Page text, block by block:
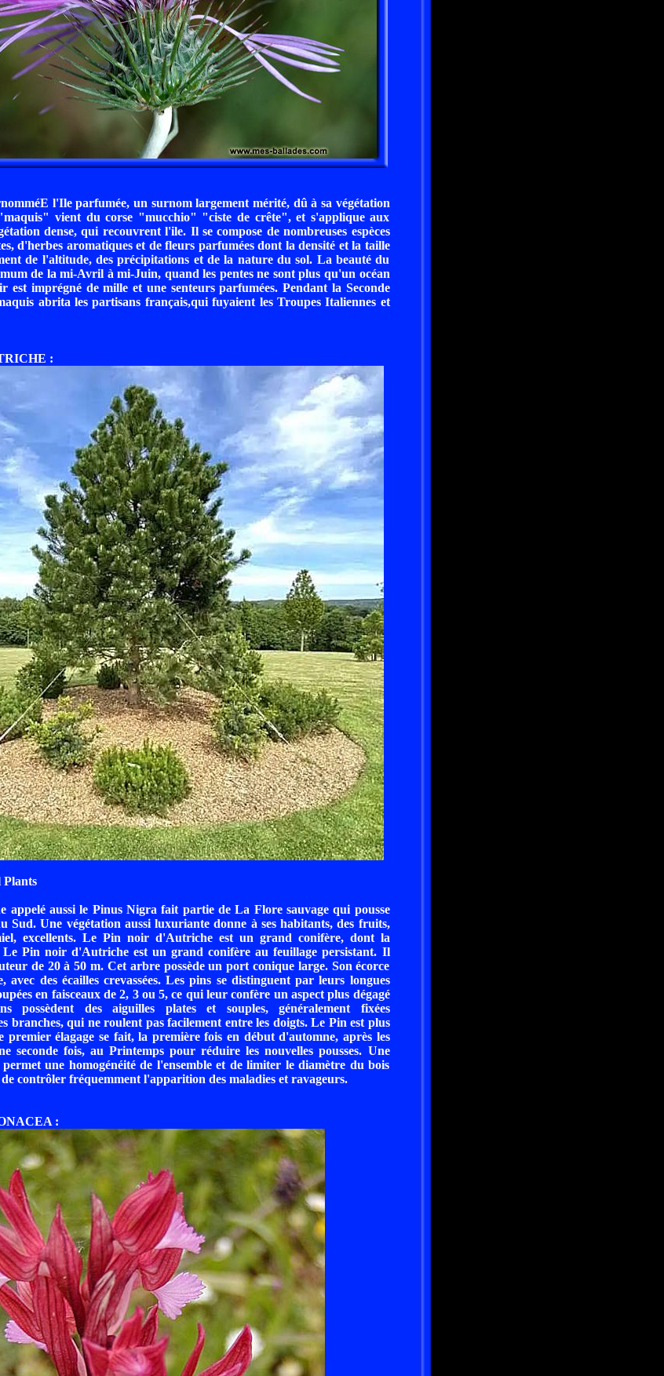
l'Ile parfumée, un surnom largement mérité, dû à sa végétation
vient du corse "mucchio" "ciste de crête", et s'applique aux
dense, qui recouvrent l'ile. Il se compose de nombreuses espèces
d'herbes aromatiques et de fleurs parfumées dont la densité et la taille
de l'altitude, des précipitations et de la nature du sol. La beauté du
de la mi-Avril à mi-Juin, quand les pentes ne sont plus qu'un océan
est imprégné de mille et une senteurs parfumées. Pendant la Seconde
abrita les partisans français,qui fuyaient les Troupes Italiennes et
:
aussi le Pinus Nigra fait partie de La Flore sauvage qui pousse
Sud. Une végétation aussi luxuriante donne à ses habitants, des fruits,
excellents. Le Pin noir d'Autriche est un grand conifère, dont la
Le Pin noir d'Autriche est un grand conifère au feuillage persistant. Il
de 20 à 50 m. Cet arbre possède un port conique large. Son écorce
avec des écailles crevassées. Les pins se distinguent par leurs longues
en faisceaux de 2, 3 ou 5, ce qui leur confère un aspect plus dégagé
possèdent des aiguilles plates et souples, généralement fixées
branches, qui ne roulent pas facilement entre les doigts. Le Pin est plus
premier élagage se fait, la première fois en début d'automne, après les
seconde fois, au Printemps pour réduire les nouvelles pousses. Une
une homogénéité de l'ensemble et de limiter le diamètre du bois
de contrôler fréquemment l'apparition des maladies et ravageurs.
: